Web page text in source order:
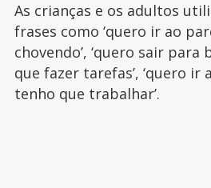
As crianças e os adultos
frases como ‘quero ir ao
chovendo’, ‘quero sair
que fazer tarefas’, ‘quero ir
tenho que trabalhar’.